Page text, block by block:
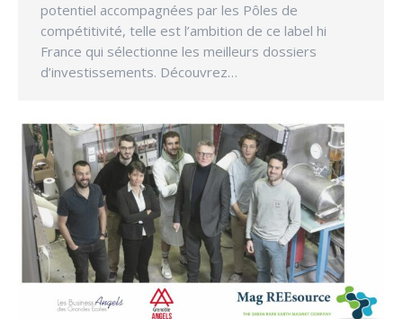
potentiel accompagnées par les Pôles de
compétitivité, telle est l’ambition de ce label hi
France qui sélectionne les meilleurs dossiers
d’investissements. Découvrez…